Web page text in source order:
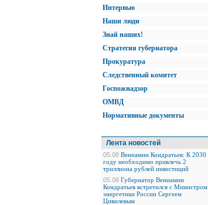
Интервью
Наши люди
Знай наших!
Стратегия губернатора
Прокуратура
Следственный комитет
Госпожнадзор
ОМВД
Нормативные документы
Лента новостей
05.08 Вениамин Кондратьев: К 2030
году необходимо привлечь 2
триллиона рублей инвестиций
05.08 Губернатор Вениамин
Кондратьев встретился с Министром
энергетики России Сергеем
Цивилевым